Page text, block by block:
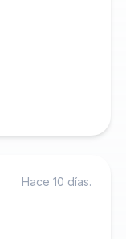
Hace 10 días.